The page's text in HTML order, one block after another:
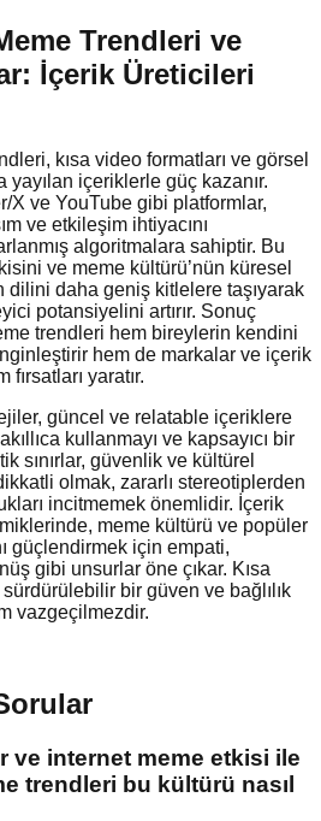
Trendleri ve
İçerik Üreticileri
kısa video formatları ve görsel
yayılan içeriklerle güç kazanır.
X ve YouTube gibi platformlar,
ve etkileşim ihtiyacını
algoritmalara sahiptir. Bu
ve meme kültürü’nün küresel
daha geniş kitlelere taşıyarak
potansiyelini artırır. Sonuç
trendleri hem bireylerin kendini
hem de markalar ve içerik
yaratır.
güncel ve relatable içeriklere
kullanmayı ve kapsayıcı bir
sınırlar, güvenlik ve kültürel
olmak, zararlı stereotiplerden
incitmemek önemlidir. İçerik
meme kültürü ve popüler
güçlendirmek için empati,
gibi unsurlar öne çıkar. Kısa
bir güven ve bağlılık
vazgeçilmezdir.
ve internet meme etkisi ile
trendleri bu kültürü nasıl